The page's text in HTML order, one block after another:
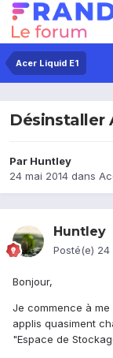
Acer Liquid E1
Désinstaller
Par Huntley
24 mai 2014 dans
Huntley
Posté(e) 24
Bonjour,
Je commence à
applis quasiment
"Espace de